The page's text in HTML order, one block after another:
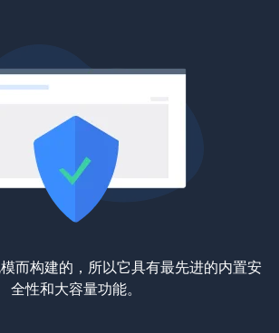
而构建的，所以它具有最先进的内置安
全性和大容量功能。